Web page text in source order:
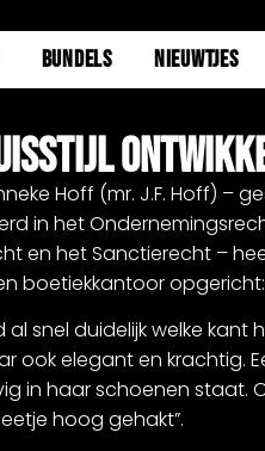
BUNDELS NIEUWTJES
Hoff (mr. J.F. Hoff) –
in het
en het Sanctierecht –
boetiekkantoor opgericht:
al snel duidelijk welke kant
ook elegant en krachtig.
in haar schoenen staat.
hoog gehakt”.